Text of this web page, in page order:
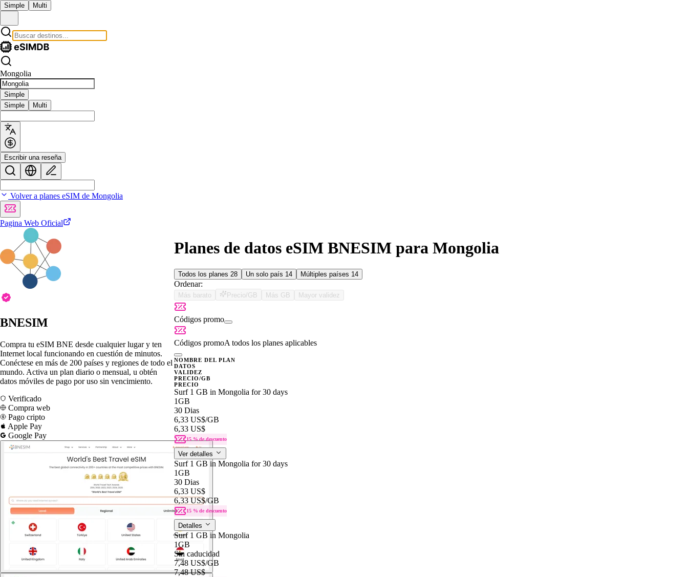
Simple Multi
Mongolia
Simple
Simple
Multi
Escribir una reseña
Volver a planes eSIM de Mongolia
Pagina Web Oficial
BNESIM
Compra tu eSIM BNE desde cualquier lugar y ten
Internet local funcionando en cuestión de minutos.
Conéctese en más de 200 países y regiones de todo el
mundo. Activa un plan diario o mensual, u obtén
datos móviles de pago por uso sin vencimiento.
Verificado
Compra web
Pago cripto
Apple Pay
Google Pay
Planes de datos eSIM BNESIM para Mongolia
Todos los planes 28 Un solo país 14 Múltiples países 14
Ordenar:
Más barato Precio/GB Más GB Mayor validez
Códigos promo
Códigos promoA todos los planes aplicables
NOMBRE DEL PLAN
DATOS
VALIDEZ
PRECIO/GB
PRECIO
Surf 1 GB in Mongolia for 30 days
1GB
30 Dias
6,33 US$/GB
6,33 US$
15 % de descuento
Ver detalles
Surf 1 GB in Mongolia for 30 days
1GB
30 Dias
6,33 US$
6,33 US$/GB
15 % de descuento
Detalles
Surf 1 GB in Mongolia
1GB
Sin caducidad
7,48 US$/GB
7,48 US$